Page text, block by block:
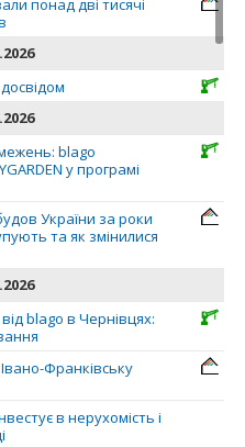
понад дві тисячі
blago
у програмі
України за роки
та як змінилися
blago в Чернівцях:
Франківську
в нерухомість і